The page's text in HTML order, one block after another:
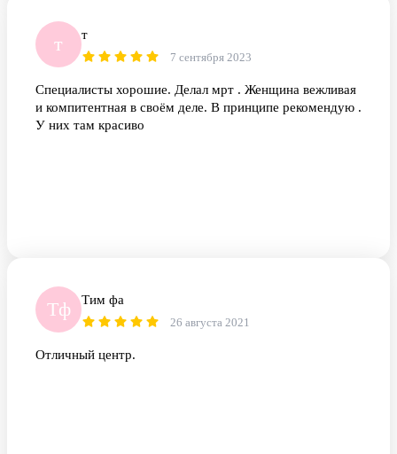
т т
7 сентября 2023
Специалисты хорошие. Делал мрт . Женщина вежливая
и компитентная в своём деле. В принципе рекомендую .
У них там красиво
Тф Тим фа
26 августа 2021
Отличный центр.